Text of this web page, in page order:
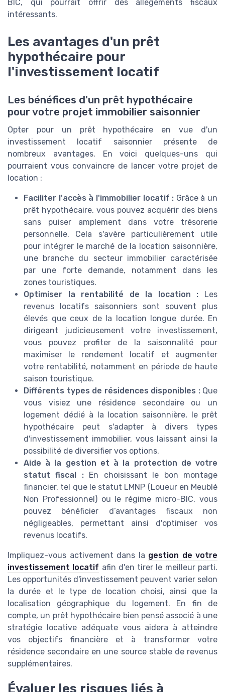
BIC, qui pourrait offrir des allégements fiscaux
intéressants.
Les avantages d'un prêt
hypothécaire pour
l'investissement locatif
Les bénéfices d'un prêt hypothécaire
pour votre projet immobilier saisonnier
Opter pour un prêt hypothécaire en vue d'un
investissement locatif saisonnier présente de
nombreux avantages. En voici quelques-uns qui
pourraient vous convaincre de lancer votre projet de
location :
Faciliter l'accès à l'immobilier locatif : Grâce à un
prêt hypothécaire, vous pouvez acquérir des biens
sans puiser amplement dans votre trésorerie
personnelle. Cela s'avère particulièrement utile
pour intégrer le marché de la location saisonnière,
une branche du secteur immobilier caractérisée
par une forte demande, notamment dans les
zones touristiques.
Optimiser la rentabilité de la location : Les
revenus locatifs saisonniers sont souvent plus
élevés que ceux de la location longue durée. En
dirigeant judicieusement votre investissement,
vous pouvez profiter de la saisonnalité pour
maximiser le rendement locatif et augmenter
votre rentabilité, notamment en période de haute
saison touristique.
Différents types de résidences disponibles : Que
vous visiez une résidence secondaire ou un
logement dédié à la location saisonnière, le prêt
hypothécaire peut s'adapter à divers types
d'investissement immobilier, vous laissant ainsi la
possibilité de diversifier vos options.
Aide à la gestion et à la protection de votre
statut fiscal : En choisissant le bon montage
financier, tel que le statut LMNP (Loueur en Meublé
Non Professionnel) ou le régime micro-BIC, vous
pouvez bénéficier d’avantages fiscaux non
négligeables, permettant ainsi d'optimiser vos
revenus locatifs.
Impliquez-vous activement dans la gestion de votre
investissement locatif afin d'en tirer le meilleur parti.
Les opportunités d'investissement peuvent varier selon
la durée et le type de location choisi, ainsi que la
localisation géographique du logement. En fin de
compte, un prêt hypothécaire bien pensé associé à une
stratégie locative adéquate vous aidera à atteindre
vos objectifs financière et à transformer votre
résidence secondaire en une source stable de revenus
supplémentaires.
Évaluer les risques liés à